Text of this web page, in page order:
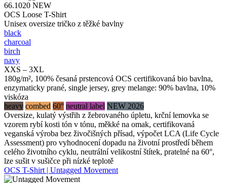
66.1020 NEW
OCS Loose T-Shirt
Unisex oversize tričko z těžké bavlny
black
charcoal
birch
navy
XXS – 3XL
180g/m², 100% česaná prstencová OCS certifikovaná bio bavlna,
enzymaticky prané, single jersey, grey melange: 90% bavlna, 10%
viskóza
heavy combed 60° neutral label NEW 2026
Oversize, kulatý výstřih z žebrovaného úpletu, krční lemovka se
vzorem rybí kosti tón v tónu, měkké na omak, certifikovaná
veganská výroba bez živočišných přísad, výpočet LCA (Life Cycle
Assessment) pro vyhodnocení dopadu na životní prostředí během
celého životního cyklu, neutrální velikostní štítek, pratelné na 60°,
lze sušit v sušičce při nízké teplotě
OCS T-Shirt | Untagged Movement